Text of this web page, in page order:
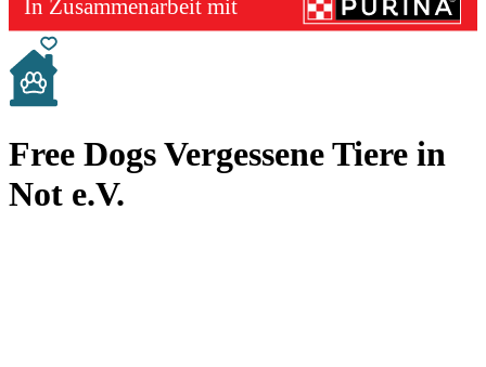
Free Dogs Vergessene Tiere in
Not e.V.